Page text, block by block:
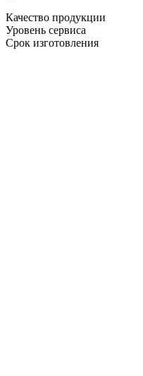
Качество продукции
Уровень сервиса
Срок изготовления